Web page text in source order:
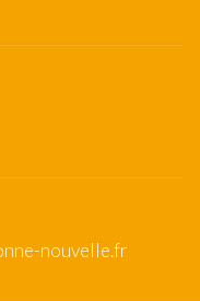
nouvelle.fr